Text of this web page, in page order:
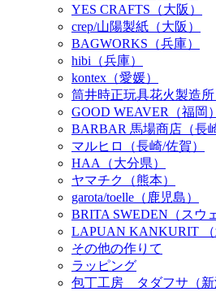
YES CRAFTS（大阪）
crep/山陽製紙（大阪）
BAGWORKS（兵庫）
hibi（兵庫）
kontex（愛媛）
筒井時正玩具花火製造所
GOOD WEAVER（福岡）
BARBAR 馬場商店（長
マルヒロ（長崎/佐賀）
HAA（大分県）
ヤマチク（熊本）
garota/toelle（鹿児島）
BRITA SWEDEN（スウ
LAPUAN KANKURIT （
その他の作りて
ラッピング
包丁工房 タダフサ（新